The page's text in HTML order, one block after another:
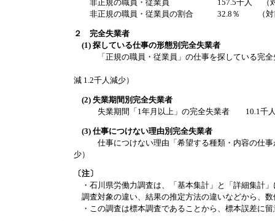
非正規の職員・従業員 157.5千人 （対前
非正規の職員・従業員の割合 32.8％ （対前
２ 完全失業者
(1) 探している仕事の形態別完全失業者
「正規の職員・従業員」の仕事を探している完全
減 1.2千人減少）
(2) 失業期間別完全失業者
失業期間「1年月以上」の完全失業者 10.1千人
(3) 仕事につけない理由別完全失業者
仕事につけない理由「希望する種類・内容の仕
少）
〔注〕
・石川県労働力調査は、「基本集計」と「詳細集計
調査対象の違い、結果の推定方法の違いなどから、
・この調査は標本調査であることから、標本誤差に留